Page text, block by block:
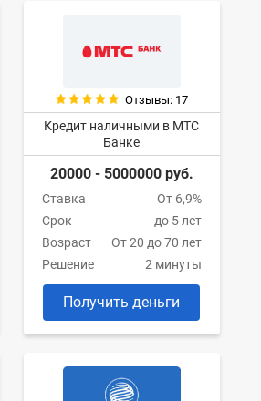
Отзывы: 17
Кредит наличными в МТС
Банке
20000 - 5000000 руб.
Ставка
От 6,9%
Срок
до 5 лет
Возраст
От 20 до 70 лет
Решение
2 минуты
Получить деньги